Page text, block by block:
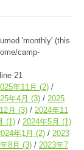
'monthly' (this
camp-
21
年11月 (2)
年4月 (3)
2025
月 (3)
2024年11
(1) 2024年5月 (1)
年1月 (2)
2023
8月 (3)
2023年7